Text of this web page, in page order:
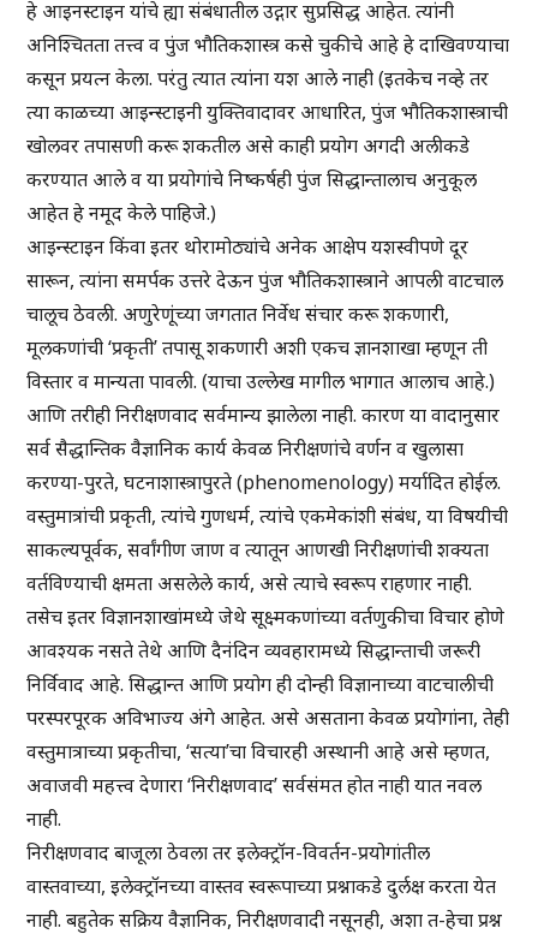
हे आइनस्टाइन यांचे ह्या संबंधातील उद्गार सुप्रसिद्ध आहेत. त्यांनी
अनिश्चितता तत्त्व व पुंज भौतिकशास्त्र कसे चुकीचे आहे हे दाखिवण्याचा
कसून प्रयत्न केला. परंतु त्यात त्यांना यश आले नाही (इतकेच नव्हे तर
त्या काळच्या आइन्स्टाइनी युक्तिवादावर आधारित, पुंज भौतिकशास्त्राची
खोलवर तपासणी करू शकतील असे काही प्रयोग अगदी अलीकडे
करण्यात आले व या प्रयोगांचे निष्कर्षही पुंज सिद्धान्तालाच अनुकूल
आहेत हे नमूद केले पाहिजे.)
आइन्स्टाइन किंवा इतर थोरामोठ्यांचे अनेक आक्षेप यशस्वीपणे दूर
सारून, त्यांना समर्पक उत्तरे देऊन पुंज भौतिकशास्त्राने आपली वाटचाल
चालूच ठेवली. अणुरेणूंच्या जगतात निर्वेध संचार करू शकणारी,
मूलकणांची ‘प्रकृती’ तपासू शकणारी अशी एकच ज्ञानशाखा म्हणून ती
विस्तार व मान्यता पावली. (याचा उल्लेख मागील भागात आलाच आहे.)
आणि तरीही निरीक्षणवाद सर्वमान्य झालेला नाही. कारण या वादानुसार
सर्व सैद्धान्तिक वैज्ञानिक कार्य केवळ निरीक्षणांचे वर्णन व खुलासा
करण्या-पुरते, घटनाशास्त्रापुरते (phenomenology) मर्यादित होईल.
वस्तुमात्रांची प्रकृती, त्यांचे गुणधर्म, त्यांचे एकमेकांशी संबंध, या विषयीची
साकल्यपूर्वक, सर्वांगीण जाण व त्यातून आणखी निरीक्षणांची शक्यता
वर्तविण्याची क्षमता असलेले कार्य, असे त्याचे स्वरूप राहणार नाही.
तसेच इतर विज्ञानशाखांमध्ये जेथे सूक्ष्मकणांच्या वर्तणुकीचा विचार होणे
आवश्यक नसते तेथे आणि दैनंदिन व्यवहारामध्ये सिद्धान्ताची जरूरी
निर्विवाद आहे. सिद्धान्त आणि प्रयोग ही दोन्ही विज्ञानाच्या वाटचालीची
परस्परपूरक अविभाज्य अंगे आहेत. असे असताना केवळ प्रयोगांना, तेही
वस्तुमात्राच्या प्रकृतीचा, ‘सत्या’चा विचारही अस्थानी आहे असे म्हणत,
अवाजवी महत्त्व देणारा ‘निरीक्षणवाद’ सर्वसंमत होत नाही यात नवल
नाही.
निरीक्षणवाद बाजूला ठेवला तर इलेक्ट्रॉन-विवर्तन-प्रयोगांतील
वास्तवाच्या, इलेक्ट्रॉनच्या वास्तव स्वरूपाच्या प्रश्नाकडे दुर्लक्ष करता येत
नाही. बहुतेक सक्रिय वैज्ञानिक, निरीक्षणवादी नसूनही, अशा त-हेचा प्रश्न